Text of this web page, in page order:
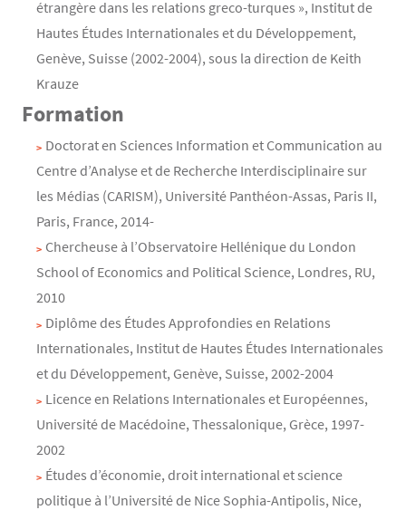
étrangère dans les relations greco-turques », Institut de
Hautes Études Internationales et du Développement,
Genève, Suisse (2002-2004), sous la direction de Keith
Krauze
Formation
Doctorat en Sciences Information et Communication au
Centre d’Analyse et de Recherche Interdisciplinaire sur
les Médias (CARISM), Université Panthéon-Assas, Paris II,
Paris, France, 2014-
Chercheuse à l’Observatoire Hellénique du London
School of Economics and Political Science, Londres, RU,
2010
Diplôme des Études Approfondies en Relations
Internationales, Institut de Hautes Études Internationales
et du Développement, Genève, Suisse, 2002-2004
Licence en Relations Internationales et Européennes,
Université de Macédoine, Thessalonique, Grèce, 1997-
2002
Études d’économie, droit international et science
politique à l’Université de Nice Sophia-Antipolis, Nice,